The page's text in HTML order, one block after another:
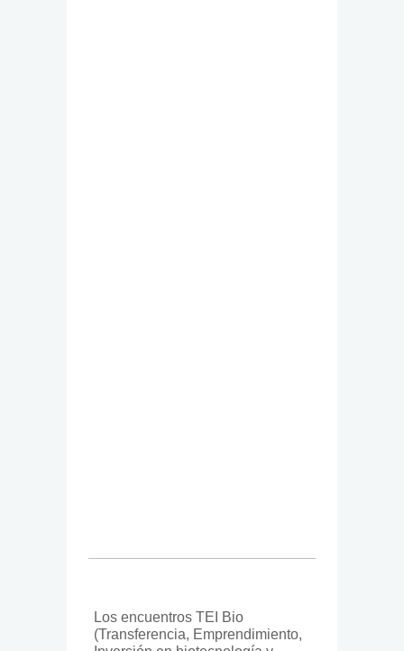
Los encuentros TEI Bio
(Transferencia, Emprendimiento,